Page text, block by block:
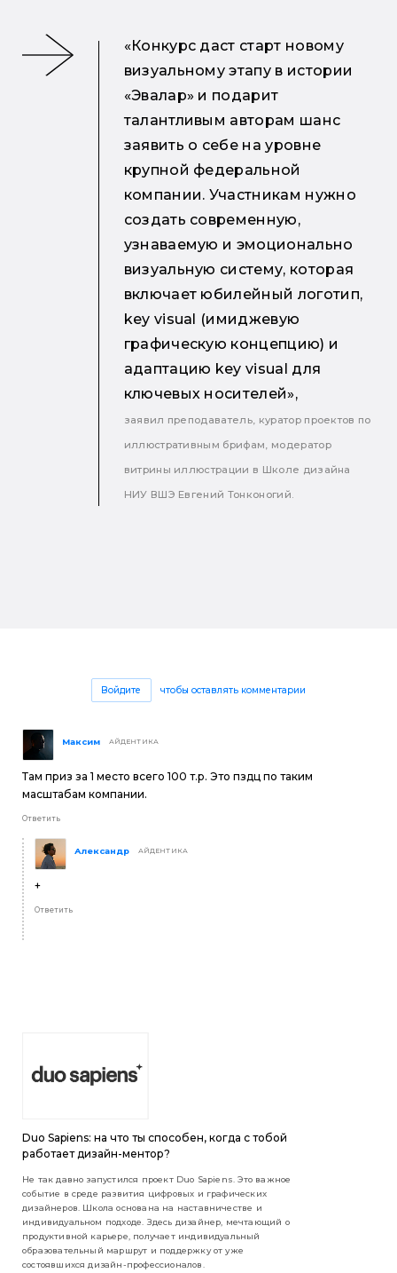
«Конкурс даст старт новому
визуальному этапу в истории
«Эвалар» и подарит
талантливым авторам шанс
заявить о себе на уровне
крупной федеральной
компании. Участникам нужно
создать современную,
узнаваемую и эмоционально
визуальную систему, которая
включает юбилейный логотип,
key visual (имиджевую
графическую концепцию) и
адаптацию key visual для
ключевых носителей»,
заявил преподаватель, куратор проектов по
иллюстративным брифам, модератор
витрины иллюстрации в Школе дизайна
НИУ ВШЭ Евгений Тонконогий.
Войдите чтобы оставлять комментарии
Максим АЙДЕНТИКА
Там приз за 1 место всего 100 т.р. Это пздц по таким
масштабам компании.
Ответить
Александр АЙДЕНТИКА
+
Ответить
Duo Sapiens: на что ты способен, когда с тобой
работает дизайн-ментор?
Не так давно запустился проект Duo Sapiens. Это важное
событие в среде развития цифровых и графических
дизайнеров. Школа основана на наставничестве и
индивидуальном подходе. Здесь дизайнер, мечтающий о
продуктивной карьере, получает индивидуальный
образовательный маршрут и поддержку от уже
состоявшихся дизайн-профессионалов.